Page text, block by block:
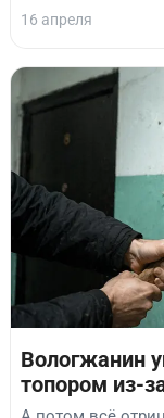
16 апреля
Вологжанин
топором из-